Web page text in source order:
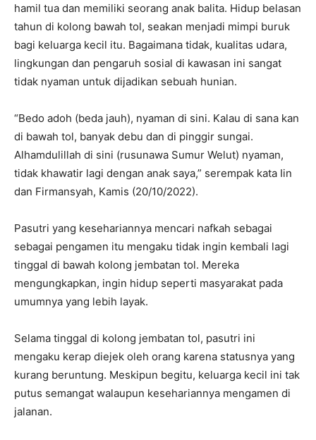
hamil tua dan memiliki seorang anak balita. Hidup belasan
tahun di kolong bawah tol, seakan menjadi mimpi buruk
bagi keluarga kecil itu. Bagaimana tidak, kualitas udara,
lingkungan dan pengaruh sosial di kawasan ini sangat
tidak nyaman untuk dijadikan sebuah hunian.
“Bedo adoh (beda jauh), nyaman di sini. Kalau di sana kan
di bawah tol, banyak debu dan di pinggir sungai.
Alhamdulillah di sini (rusunawa Sumur Welut) nyaman,
tidak khawatir lagi dengan anak saya,” serempak kata Iin
dan Firmansyah, Kamis (20/10/2022).
Pasutri yang kesehariannya mencari nafkah sebagai
sebagai pengamen itu mengaku tidak ingin kembali lagi
tinggal di bawah kolong jembatan tol. Mereka
mengungkapkan, ingin hidup seperti masyarakat pada
umumnya yang lebih layak.
Selama tinggal di kolong jembatan tol, pasutri ini
mengaku kerap diejek oleh orang karena statusnya yang
kurang beruntung. Meskipun begitu, keluarga kecil ini tak
putus semangat walaupun kesehariannya mengamen di
jalanan.